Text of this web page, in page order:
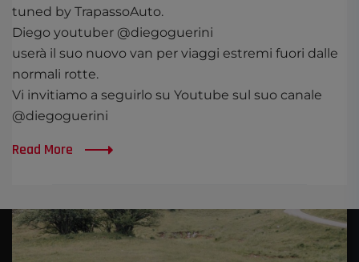
tuned by TrapassoAuto.
Diego youtuber @diegoguerini
userà il suo nuovo van per viaggi estremi fuori dalle
normali rotte.
Vi invitiamo a seguirlo su Youtube sul suo canale
@diegoguerini
Read More